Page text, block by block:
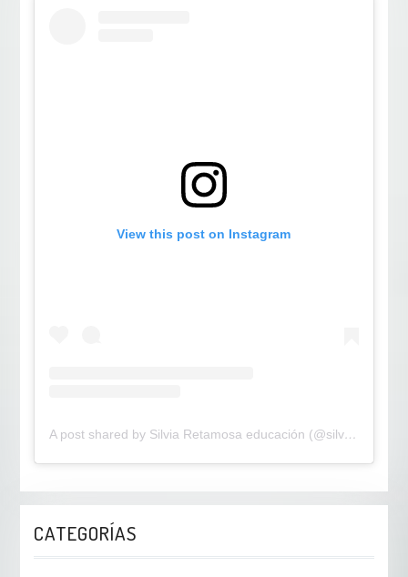
View this post on Instagram
A post shared by Silvia Retamosa educación (@silviaretamosaeducainfantil)
CATEGORÍAS